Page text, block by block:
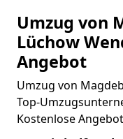
Umzug von
Lüchow
Angebot
Umzug von
Top-
Kostenlose